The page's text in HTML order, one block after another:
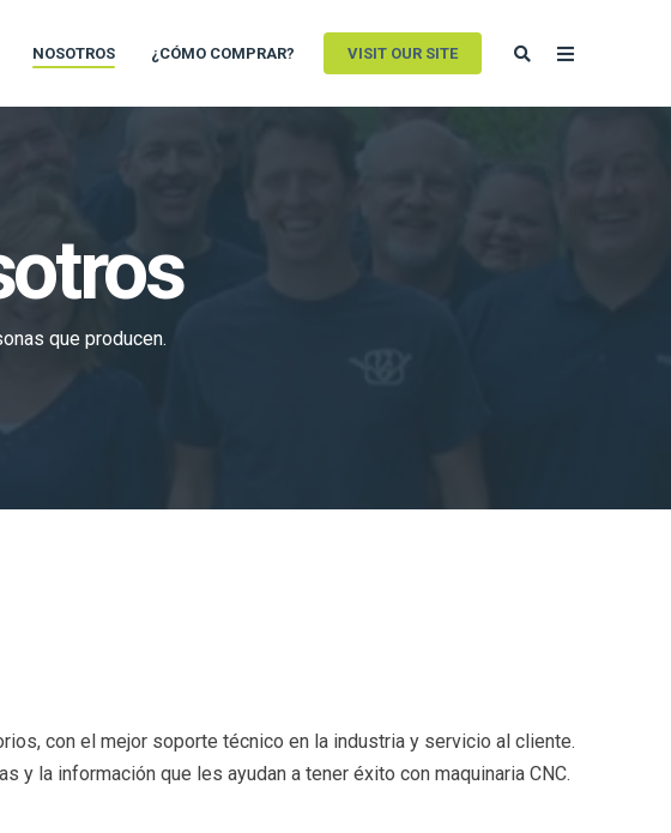
NOSOTROS ¿CÓMO COMPRAR? VISIT OUR SITE
que producen.
con el mejor soporte técnico en la industria y servicio al cliente.
la información que les ayudan a tener éxito con maquinaria CNC.